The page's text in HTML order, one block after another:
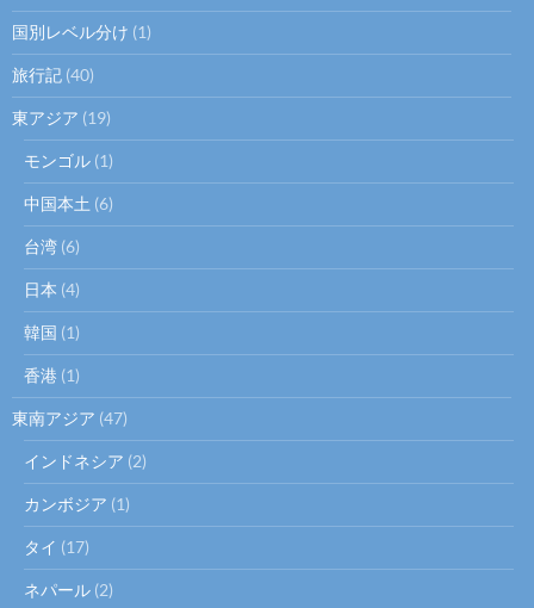
国別レベル分け (1)
旅行記 (40)
東アジア (19)
モンゴル (1)
中国本土 (6)
台湾 (6)
日本 (4)
韓国 (1)
香港 (1)
東南アジア (47)
インドネシア (2)
カンボジア (1)
タイ (17)
ネパール (2)